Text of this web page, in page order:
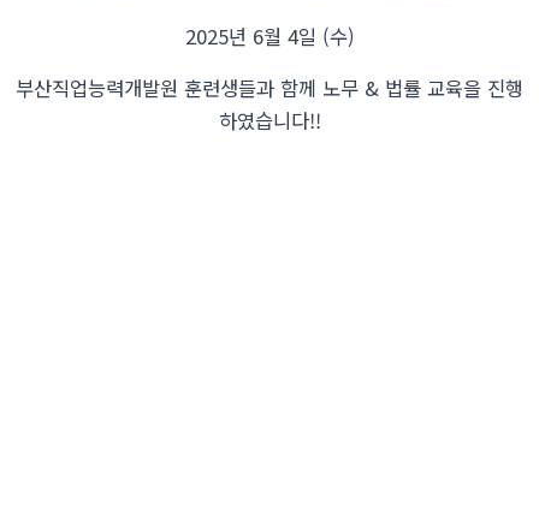
2025년 6월 4일 (수)
부산직업능력개발원 훈련생들과 함께 노무 & 법률 교육을 진행
하였습니다!!